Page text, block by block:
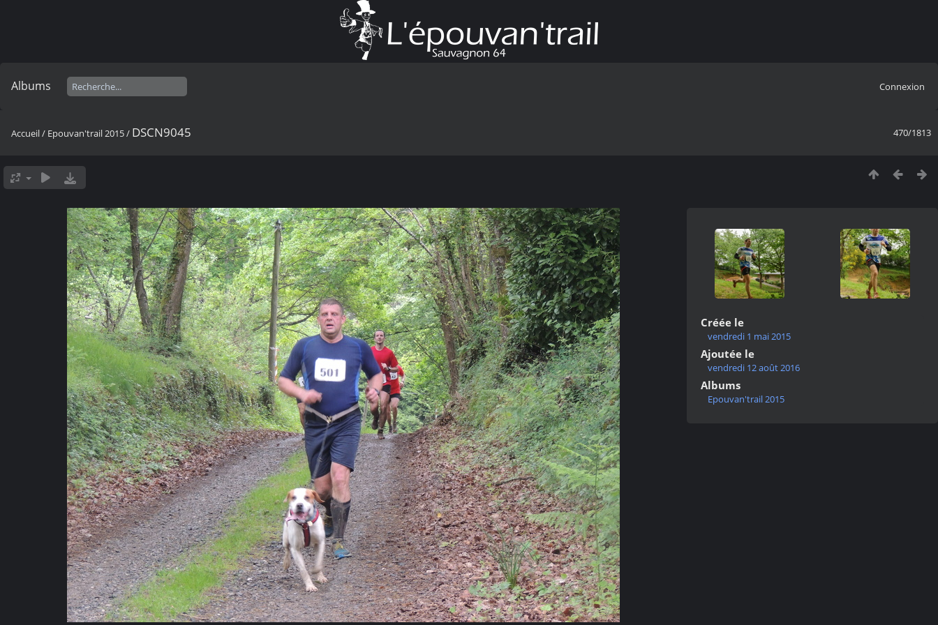
Albums Connexion
470/1813
Accueil/ Epouvan'trail 2015/ DSCN9045
Créée le
vendredi 1 mai 2015
Ajoutée le
vendredi 12 août 2016
Albums
Epouvan'trail 2015